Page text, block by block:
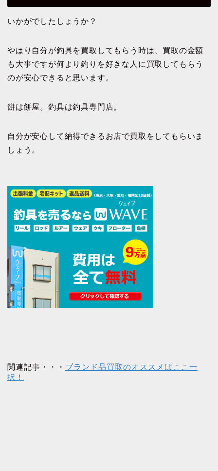
いかがでしたしょうか？
やはり自分が釣具を買取してもらう時は、買取の金額
も大事ですが何より釣りを好きな人に買取してもらう
のが安心できると思います。
餅は餅屋。釣具は釣具専門店。
自分が安心して納得できるお店で買取をしてもらいま
しょう。
関連記事・・・ ブランド品買取のオススメはここ一
択！